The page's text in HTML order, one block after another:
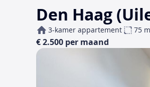
Den Haag
3-kamer appartement 75 m
€ 2.500 per maand